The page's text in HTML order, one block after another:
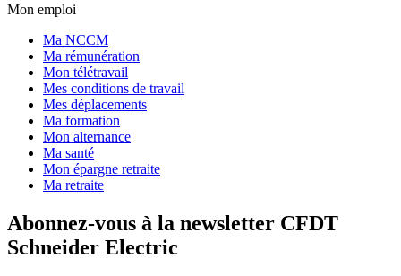
Mon emploi
Ma NCCM
Ma rémunération
Mon télétravail
Mes conditions de travail
Mes déplacements
Ma formation
Mon alternance
Ma santé
Mon épargne retraite
Ma retraite
Abonnez-vous à la newsletter CFDT
Schneider Electric